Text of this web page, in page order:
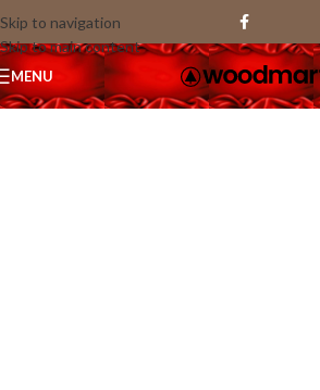
Skip to navigation
Skip to main content
MENU
1
/
45